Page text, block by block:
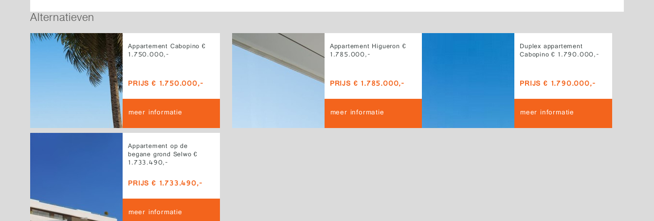
Alternatieven
Appartement Cabopino €
1.750.000,-
PRIJS € 1.750.000,-
meer informatie
Appartement Higueron €
1.785.000,-
PRIJS € 1.785.000,-
meer informatie
Duplex appartement
Cabopino € 1.790.000,-
PRIJS € 1.790.000,-
meer informatie
Appartement op de
begane grond Selwo €
1.733.490,-
PRIJS € 1.733.490,-
meer informatie